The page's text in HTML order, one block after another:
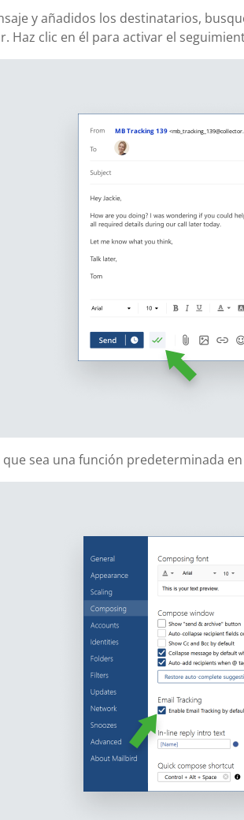
y añadidos los destinatarios,
Haz clic en él para activar el
MB Tracking 139
sea una función predeterminada